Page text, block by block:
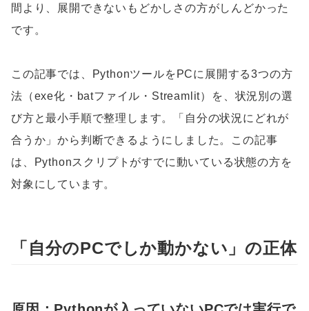
間より、展開できないもどかしさの方がしんどかった
です。
この記事では、PythonツールをPCに展開する3つの方
法（exe化・batファイル・Streamlit）を、状況別の選
び方と最小手順で整理します。「自分の状況にどれが
合うか」から判断できるようにしました。この記事
は、Pythonスクリプトがすでに動いている状態の方を
対象にしています。
「自分のPCでしか動かない」の正体